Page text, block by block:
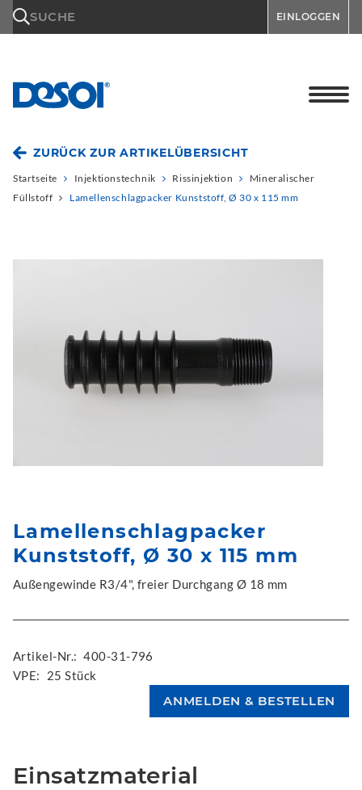
SUCHE EINLOGGEN
ZURÜCK ZUR ARTIKELÜBERSICHT
Startseite Injektionstechnik Rissinjektion
Mineralischer
Füllstoff
Lamellenschlagpacker Kunststoff, Ø 30 x 115 mm
Lamellenschlagpacker
Kunststoff, Ø 30 x 115 mm
Außengewinde R3/4", freier Durchgang Ø 18 mm
Artikel-Nr.: 400-31-796
VPE:
25 Stück
Einsatzmaterial